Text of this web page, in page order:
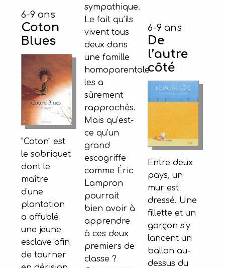
6-9 ans
Coton
Blues
"Coton" est
le sobriquet
dont le
maître
d'une
plantation
a affublé
une jeune
esclave afin
de tourner
sympathique.
Le fait qu’ils
vivent tous
deux dans
une famille
homoparentale
les a
sûrement
rapprochés.
Mais qu’est-
ce qu’un
grand
escogriffe
comme Éric
Lampron
pourrait
bien avoir à
apprendre
à ces deux
premiers de
classe ?
6-9 ans
De
l’autre
côté
Entre deux
pays, un
mur est
dressé. Une
fillette et un
garçon s'y
lancent un
ballon au-
dessus du